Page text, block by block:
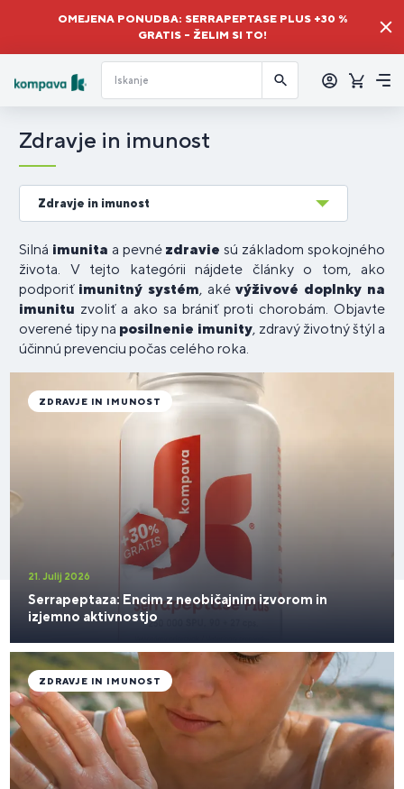
OMEJENA PONUDBA: SERRAPEPTASE PLUS +30 %
GRATIS – ŽELIM SI TO!
Zdravje in imunost
Zdravje in imunost
Silná imunita a pevné zdravie sú základom spokojného
života. V tejto kategórii nájdete články o tom, ako
podporiť imunitný systém, aké výživové doplnky na
imunitu zvoliť a ako sa brániť proti chorobám. Objavte
overené tipy na posilnenie imunity, zdravý životný štýl a
účinnú prevenciu počas celého roka.
21. Julij 2026
Serrapeptaza: Encim z neobičajnim izvorom in
izjemno aktivnostjo
ZDRAVJE IN IMUNOST
ZDRAVJE IN IMUNOST